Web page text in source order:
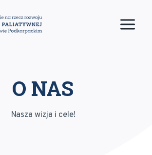
O NAS
Nasza wizja i cele!